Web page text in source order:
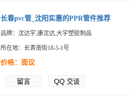
长春pvc管_沈阳实惠的PPR管件推荐
品牌：沈达宇,康沈达,大宇塑胶制品
所在地：长青南街18-5-1号
价格：面议
留言 QQ 交谈